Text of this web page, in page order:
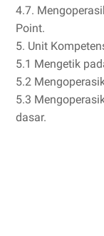
4.7.
Point.
5. Unit
5.1 Mengetik
5.2
5.3
dasar.